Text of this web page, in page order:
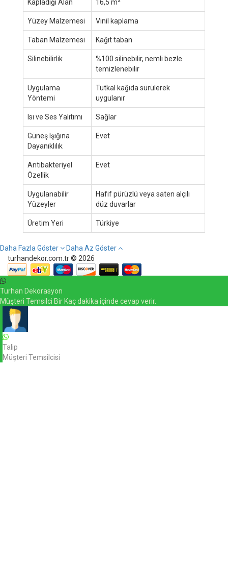
Kapladığı Alan 16,5 m²
Yüzey Malzemesi Vinil kaplama
Taban Malzemesi Kağıt taban
Silinebilirlik
%100 silinebilir, nemli bezle
temizlenebilir
Uygulama
Yöntemi
Tutkal kağıda sürülerek
uygulanır
Isı ve Ses Yalıtımı Sağlar
Güneş Işığına
Dayanıklılık
Evet
Antibakteriyel
Özellik
Evet
Uygulanabilir
Yüzeyler
Hafif pürüzlü veya saten alçılı
düz duvarlar
Üretim Yeri Türkiye
Daha Fazla Göster
Daha Az Göster
turhandekor.com.tr © 2026
Turhan Dekorasyon
Müşteri Temsilci Bir Kaç dakika içinde cevap verir.
Talip
Müşteri Temsilcisi